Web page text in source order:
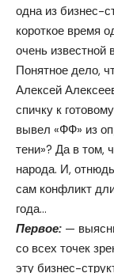
одна из бизнес-
короткое время
очень известной
Понятное дело,
Алексей
спичку к
вывел «ФФ» из
тени»? Да в том,
народа. И,
сам конфликт
года…
Первое: —
со всех точек
эту бизнес-